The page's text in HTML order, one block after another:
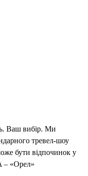
Ваш вибір. Ми
тревел-шоу
бути відпочинок у
– «Орел»